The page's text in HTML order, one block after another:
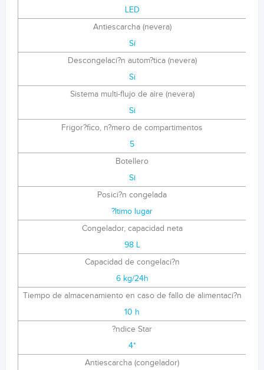
LED
Antiescarcha (nevera)
Si
Descongelaci?n autom?tica (nevera)
Si
Sistema multi-flujo de aire (nevera)
Si
Frigor?fico, n?mero de compartimentos
5
Botellero
Si
Posici?n congelada
?ltimo lugar
Congelador, capacidad neta
98 L
Capacidad de congelaci?n
6 kg/24h
Tiempo de almacenamiento en caso de fallo de alimentaci?n
10 h
?ndice Star
4*
Antiescarcha (congelador)